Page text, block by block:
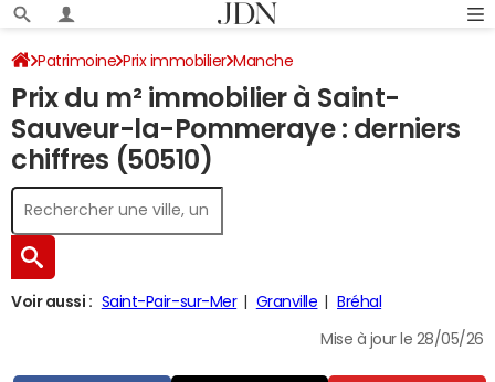
Patrimoine Prix immobilier Manche
Saint-Sauveur-la-Pommeraye
Prix du m² immobilier à Saint-
Sauveur-la-Pommeraye : derniers
chiffres (50510)
Voir aussi : Saint-Pair-sur-Mer Granville Bréhal
Mise à jour le 28/05/26